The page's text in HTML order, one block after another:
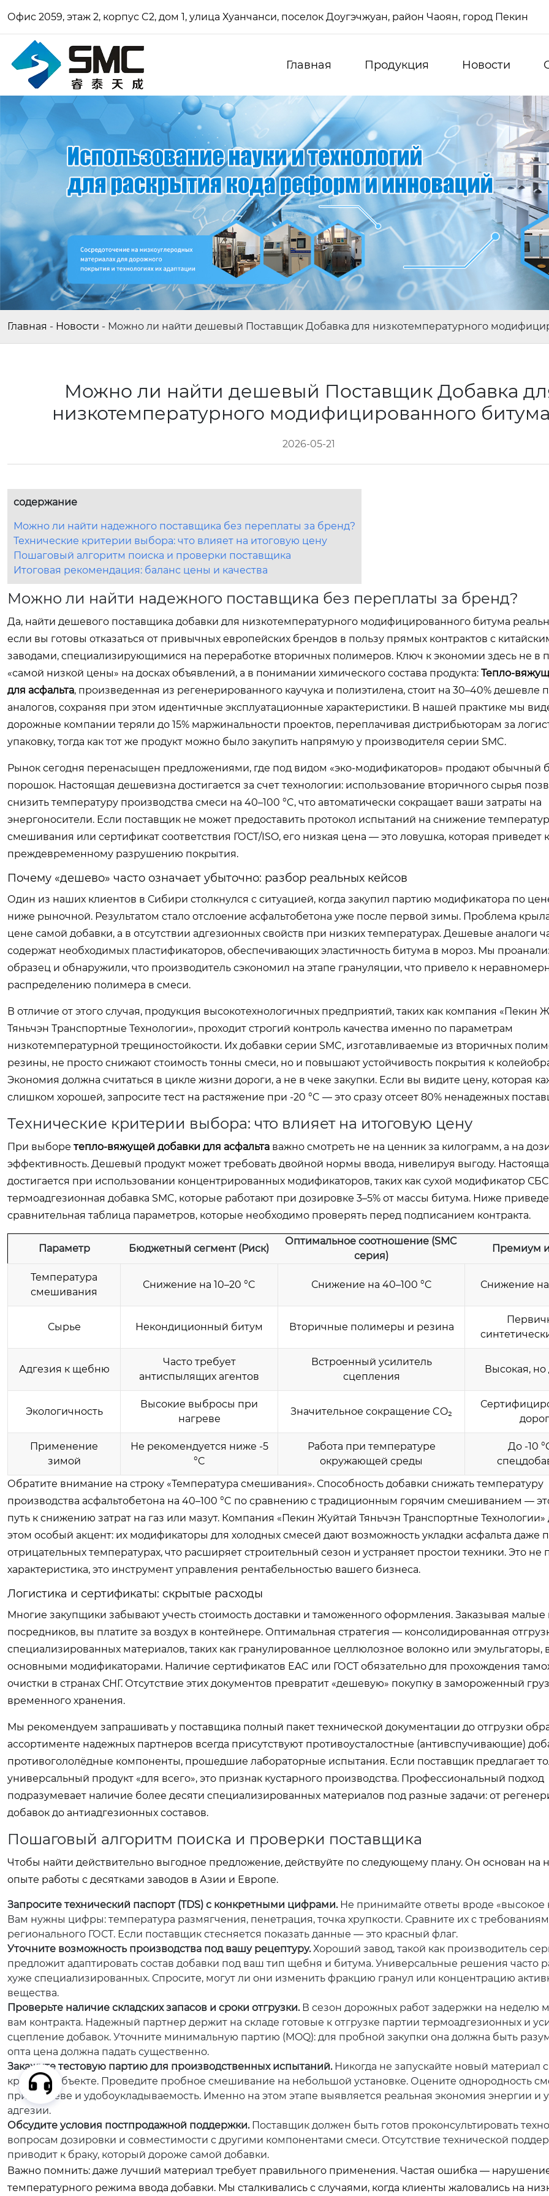
Офис 2059, этаж 2, корпус C2, дом 1, улица Хуанчанси, поселок Доугэчжуан, район Чаоян, город Пекин
Главная Продукция Новости
Главная - Новости - Можно ли найти дешевый Поставщик Добавка для низкотемпературного
Можно ли найти дешевый Поставщик Добавка
низкотемпературного модифицированного
2026-05-21
содержание
Можно ли найти надежного поставщика без переплаты за бренд?
Технические критерии выбора: что влияет на итоговую цену
Пошаговый алгоритм поиска и проверки поставщика
Итоговая рекомендация: баланс цены и качества
Можно ли найти надежного поставщика без переплаты за бренд?
Да, найти дешевого поставщика добавки для низкотемпературного модифицированного битума
если вы готовы отказаться от привычных европейских брендов в пользу прямых контрактов с
заводами, специализирующимися на переработке вторичных полимеров. Ключ к экономии здесь не в
«самой низкой цены» на досках объявлений, а в понимании химического состава продукта: Тепло-
для асфальта, произведенная из регенерированного каучука и полиэтилена, стоит на 30–40% дешевле
аналогов, сохраняя при этом идентичные эксплуатационные характеристики. В нашей практике мы
дорожные компании теряли до 15% маржинальности проектов, переплачивая дистрибьюторам за
упаковку, тогда как тот же продукт можно было закупить напрямую у производителя серии SMC.
Рынок сегодня перенасыщен предложениями, где под видом «эко-модификаторов» продают обычный
порошок. Настоящая дешевизна достигается за счет технологии: использование вторичного сырья
снизить температуру производства смеси на 40–100 °C, что автоматически сокращает ваши затраты на
энергоносители. Если поставщик не может предоставить протокол испытаний на снижение
смешивания или сертификат соответствия ГОСТ/ISO, его низкая цена — это ловушка, которая приведет к
преждевременному разрушению покрытия.
Почему «дешево» часто означает убыточно: разбор реальных кейсов
Один из наших клиентов в Сибири столкнулся с ситуацией, когда закупил партию модификатора по
ниже рыночной. Результатом стало отслоение асфальтобетона уже после первой зимы. Проблема
цене самой добавки, а в отсутствии адгезионных свойств при низких температурах. Дешевые аналоги
содержат необходимых пластификаторов, обеспечивающих эластичность битума в мороз. Мы
образец и обнаружили, что производитель сэкономил на этапе грануляции, что привело к
распределению полимера в смеси.
В отличие от этого случая, продукция высокотехнологичных предприятий, таких как компания «Пекин
Тяньчэн Транспортные Технологии», проходит строгий контроль качества именно по параметрам
низкотемпературной трещиностойкости. Их добавки серии SMC, изготавливаемые из вторичных
резины, не просто снижают стоимость тонны смеси, но и повышают устойчивость покрытия к
Экономия должна считаться в цикле жизни дороги, а не в чеке закупки. Если вы видите цену, которая
слишком хорошей, запросите тест на растяжение при -20 °C — это сразу отсеет 80% ненадежных
Технические критерии выбора: что влияет на итоговую цену
При выборе тепло-вяжущей добавки для асфальта важно смотреть не на ценник за килограмм, а на
эффективность. Дешевый продукт может требовать двойной нормы ввода, нивелируя выгоду.
достигается при использовании концентрированных модификаторов, таких как сухой модификатор СБС
термоадгезионная добавка SMC, которые работают при дозировке 3–5% от массы битума. Ниже
сравнительная таблица параметров, которые необходимо проверять перед подписанием контракта.
Параметр Бюджетный сегмент (Риск)
Оптимальное соотношение (SMC
серия)
Премиум
Температура
смешивания
Снижение на 10–20 °C Снижение на 40–100 °C Снижение на
Сырье Некондиционный битум Вторичные полимеры и резина
Адгезия к щебню
Часто требует
антиспылящих агентов
Встроенный усилитель
сцепления
Высокая, но
Экологичность
Высокие выбросы при
нагреве
Значительное сокращение CO₂
Применение
зимой
Не рекомендуется ниже -5
°C
Работа при температуре
окружающей среды
До -10
Обратите внимание на строку «Температура смешивания». Способность добавки снижать температуру
производства асфальтобетона на 40–100 °C по сравнению с традиционным горячим смешиванием —
путь к снижению затрат на газ или мазут. Компания «Пекин Жуйтай Тяньчэн Транспортные Технологии»
этом особый акцент: их модификаторы для холодных смесей дают возможность укладки асфальта даже
отрицательных температурах, что расширяет строительный сезон и устраняет простои техники. Это не
характеристика, это инструмент управления рентабельностью вашего бизнеса.
Логистика и сертификаты: скрытые расходы
Многие закупщики забывают учесть стоимость доставки и таможенного оформления. Заказывая малые
посредников, вы платите за воздух в контейнере. Оптимальная стратегия — консолидированная
специализированных материалов, таких как гранулированное целлюлозное волокно или эмульгаторы,
основными модификаторами. Наличие сертификатов EAC или ГОСТ обязательно для прохождения
очистки в странах СНГ. Отсутствие этих документов превратит «дешевую» покупку в замороженный
временного хранения.
Мы рекомендуем запрашивать у поставщика полный пакет технической документации до отгрузки
ассортименте надежных партнеров всегда присутствуют противоусталостные (антивспучивающие)
противогололёдные компоненты, прошедшие лабораторные испытания. Если поставщик предлагает
универсальный продукт «для всего», это признак кустарного производства. Профессиональный подход
подразумевает наличие более десяти специализированных материалов под разные задачи: от
добавок до антиадгезионных составов.
Пошаговый алгоритм поиска и проверки поставщика
Чтобы найти действительно выгодное предложение, действуйте по следующему плану. Он основан на
опыте работы с десятками заводов в Азии и Европе.
Запросите технический паспорт (TDS) с конкретными цифрами.Не принимайте ответы вроде «высокое
Вам нужны цифры: температура размягчения, пенетрация, точка хрупкости. Сравните их с
регионального ГОСТ. Если поставщик стесняется показать данные — это красный флаг.
Уточните возможность производства под вашу рецептуру.Хороший завод, такой как производитель
предложит адаптировать состав добавки под ваш тип щебня и битума. Универсальные решения часто
хуже специализированных. Спросите, могут ли они изменить фракцию гранул или концентрацию
вещества.
Проверьте наличие складских запасов и сроки отгрузки.В сезон дорожных работ задержки на неделю
вам контракта. Надежный партнер держит на складе готовые к отгрузке партии термоадгезионных и
сцепление добавок. Уточните минимальную партию (MOQ): для пробной закупки она должна быть
опта цена должна падать существенно.
Закажите тестовую партию для производственных испытаний.Никогда не запускайте новый материал
крупном объекте. Проведите пробное смешивание на небольшой установке. Оцените однородность
при нагреве и удобоукладываемость. Именно на этом этапе выявляется реальная экономия энергии и
адгезии.
Обсудите условия постпродажной поддержки.Поставщик должен быть готов проконсультировать
вопросам дозировки и совместимости с другими компонентами смеси. Отсутствие технической
приводит к браку, который дороже самой добавки.
Важно помнить: даже лучший материал требует правильного применения. Частая ошибка —
температурного режима ввода добавки. Мы сталкивались с случаями, когда клиенты жаловались на